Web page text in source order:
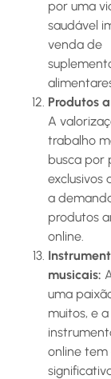
por uma
saudável
venda de
Produtos
A
trabalho
busca por
exclusivos
a
produtos
online.
musicais:
uma
muitos, e
online tem